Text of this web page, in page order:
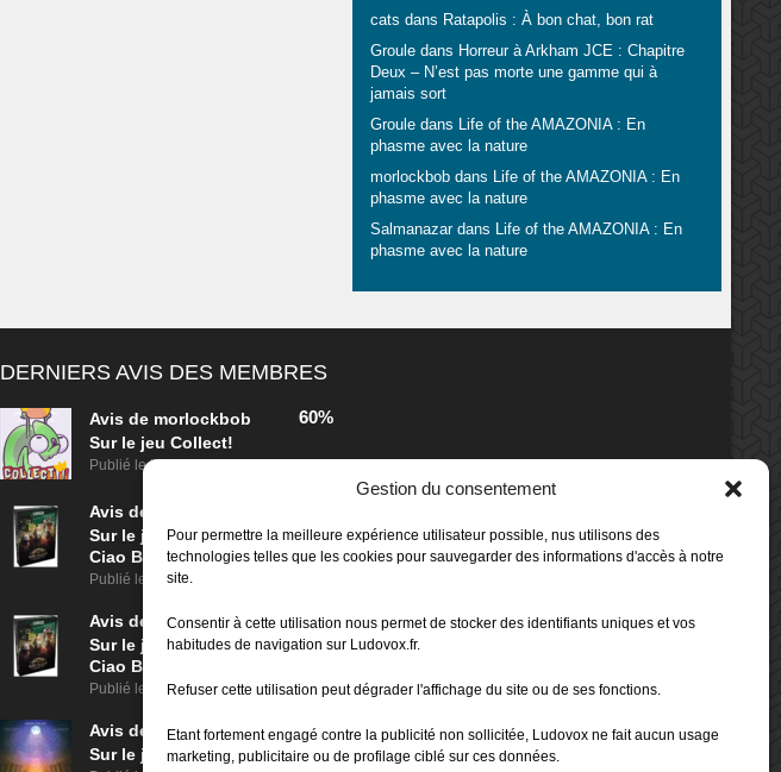
Gestion du consentement
Pour permettre la meilleure expérience utilisateur possible, nus utilisons des
technologies telles que les cookies pour sauvegarder des informations d'accès à notre
site.
Consentir à cette utilisation nous permet de stocker des identifiants uniques et vos
habitudes de navigation sur Ludovox.fr.
Refuser cette utilisation peut dégrader l'affichage du site ou de ses fonctions.
Etant fortement engagé contre la publicité non sollicitée, Ludovox ne fait aucun usage
marketing, publicitaire ou de profilage ciblé sur ces données.
cats dans Ratapolis : À bon chat, bon rat
Grouledans Horreur à Arkham JCE : Chapitre
Deux – N’est pas morte une gamme qui à
jamais sort
Grouledans Life of the AMAZONIA : En
phasme avec la nature
morlockbobdans Life of the AMAZONIA : En
phasme avec la nature
Salmanazardans Life of the AMAZONIA : En
phasme avec la nature
DERNIERS AVIS DES MEMBRES
Avis de morlockbob
Sur le jeu Collect!
Publié leil y a 20 heures
60%
Avis de
Sur le jeu Detective Box -
Ciao Bella
Publié le il y a 2 jours
Avis de
morlockbob
Sur le jeu Detective Box -
Ciao Bella
Publié le il y a 2 jours
80%
Avis de
morlockbob
Sur le jeu Aeterna
70%